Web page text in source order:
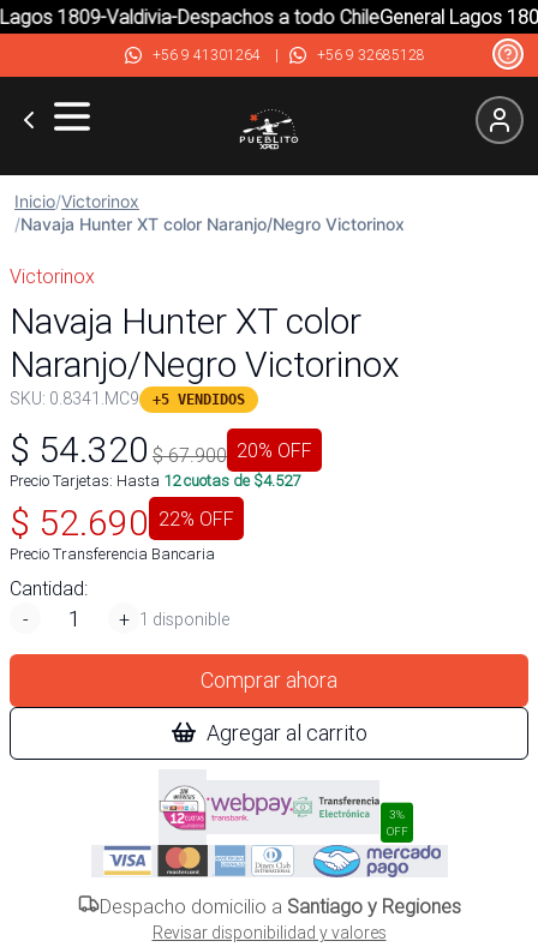
1809-Valdivia-Despachos a todo ChileGeneral Lagos
+56 9 41301264| +56 9 32685128
Inicio/Victorinox
/Navaja Hunter XT color Naranjo/Negro Victorinox
Victorinox
Navaja Hunter XT color
Naranjo/Negro Victorinox
SKU: 0.8341.MC9 +5 VENDIDOS
$ 54.320 $67.900 20% OFF
Precio Tarjetas: Hasta 12cuotas de $4.527
$ 52.690 22% OFF
Precio Transferencia Bancaria
Cantidad:
-
+ 1 disponible
Comprar ahora
Agregar al carrito
3%
OFF
Despacho domicilio a Santiago y Regiones
Revisar disponibilidad y valores